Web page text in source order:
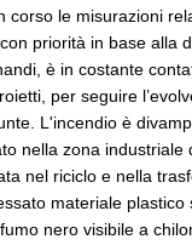
corso le misurazioni
priorità in base alla
è in costante
per seguire
L'incendio è
nella zona industriale
nel riciclo e nella
materiale plastico
nero visibile a